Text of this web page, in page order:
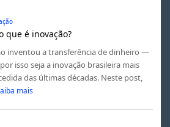
que é inovação?
inventou a transferência de dinheiro —
isso seja a inovação brasileira mais
das últimas décadas. Neste post,
mais